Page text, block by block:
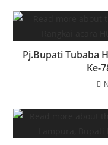
Pj.Bupati Tubaba
Ke-